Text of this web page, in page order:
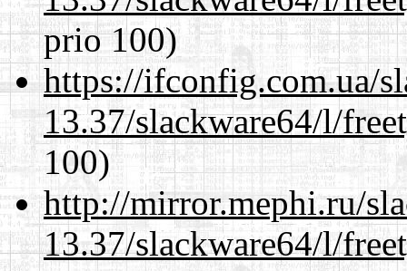
prio 100)
https://ifconfig.com.ua/
13.37/slackware64/l/
100)
http://mirror.mephi.ru/
13.37/slackware64/l/